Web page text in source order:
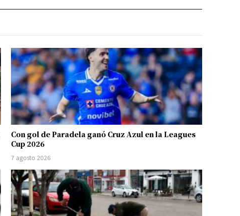
Con gol de Paradela ganó Cruz Azul en la Leagues
Cup 2026
7 agosto 2026